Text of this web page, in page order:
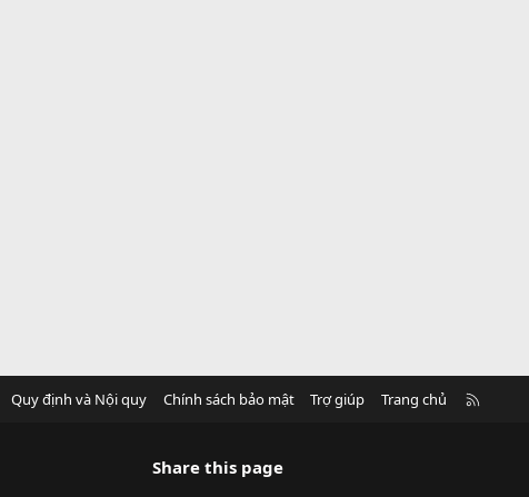
Quy định và Nội quy Chính sách bảo mật Trợ giúp Trang chủ
Share this page